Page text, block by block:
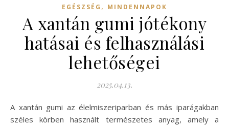
EGÉSZSÉG , MINDENNAPOK
A xantán gumi jótékony
hatásai és felhasználási
lehetőségei
2025.04.13.
A xantán gumi az élelmiszeriparban és más iparágakban
széles körben használt természetes anyag, amely a